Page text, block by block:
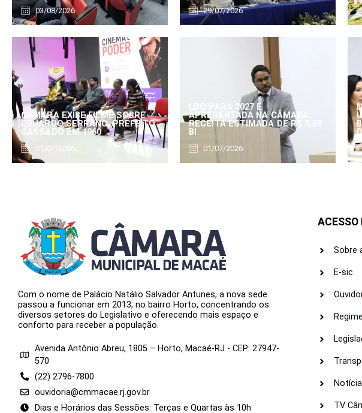
03/08/2026 29/07/2026
CÂMARA EXIBE FILME SOBRE
EDUARDO SERRANO, PREFEITO
CASSADO EM 1960
01/07/2026
LDO PARA 2027 É
APRESENTADA NA CÂMARA:
RECEITA ESTIMADA DE R$ 5,88
BI
01/07/2026
Com o nome de Palácio Natálio Salvador Antunes, a nova sede
passou a funcionar em 2013, no bairro Horto, concentrando os
diversos setores do Legislativo e oferecendo mais espaço e
conforto para receber a população.
Avenida Antônio Abreu, 1805 – Horto, Macaé-RJ - CEP: 27947-
570
(22) 2796-7800
ouvidoria@cmmacae.rj.gov.br
Dias e Horários das Sessões: Terças e Quartas às 10h
ACESSO
Sobre
E-sic
TV